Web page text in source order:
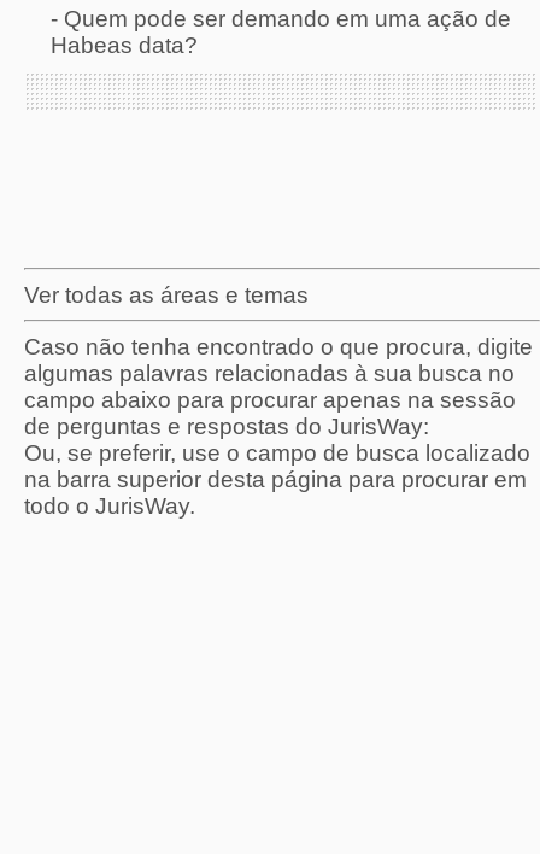
- Quem pode ser demando em uma ação de
Habeas data?
Ver todas as áreas e temas
Caso não tenha encontrado o que procura, digite
algumas palavras relacionadas à sua busca no
campo abaixo para procurar apenas na sessão
de perguntas e respostas do JurisWay:
Ou, se preferir, use o campo de busca localizado
na barra superior desta página para procurar em
todo o JurisWay.